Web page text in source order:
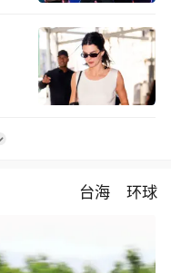
台海 环球